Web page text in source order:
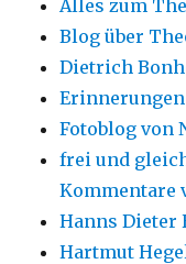
Alles zum
Blog über
Dietrich
Fotoblog von
frei und
Kommentare
Hanns Dieter
Hartmut